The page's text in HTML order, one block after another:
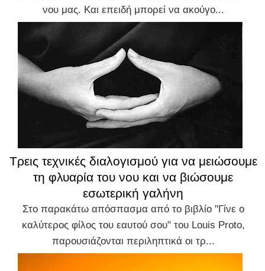
νου μας. Και επειδή μπορεί να ακούγο...
Τρεις τεχνικές διαλογισμού για να μειώσουμε
τη φλυαρία του νου και να βιώσουμε
εσωτερική γαλήνη
Στο παρακάτω απόσπασμα από το βιβλίο "Γίνε ο
καλύτερος φίλος του εαυτού σου" του Louis Proto,
παρουσιάζονται περιληπτικά οι τρ...